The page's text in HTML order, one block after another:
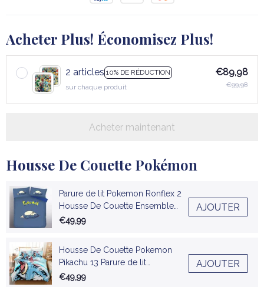
Acheter Plus! Économisez Plus!
2 articles 10% DE RÉDUCTION
sur chaque produit
€89,98
€99,98
Acheter maintenant
Housse De Couette Pokémon
Parure de lit Pokemon Ronflex 2
Housse De Couette Ensemble
De Literie
€49,99
AJOUTER
Housse De Couette Pokemon
Pikachu 13 Parure de lit
Ensemble De Literie
€49,99
AJOUTER